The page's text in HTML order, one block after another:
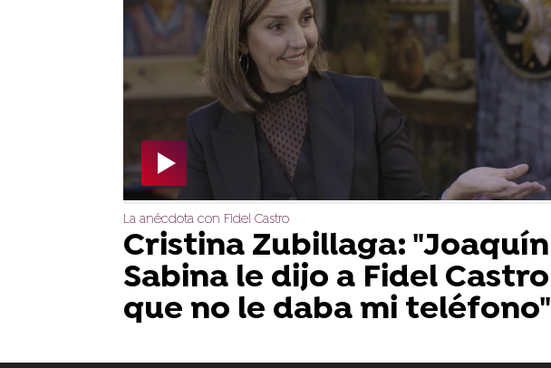
La anécdota con Fidel Castro
Cristina Zubillaga: "Joaquín
Sabina le dijo a Fidel Castro
que no le daba mi teléfono"